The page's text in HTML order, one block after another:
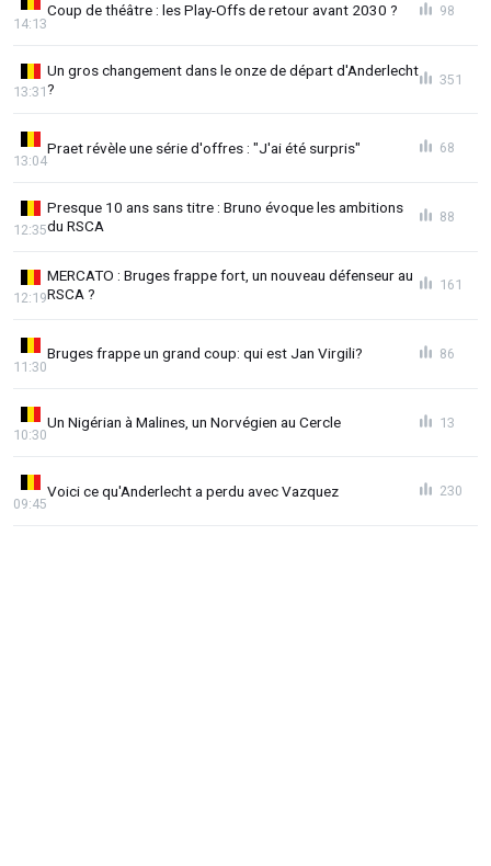
Coup de théâtre : les Play-Offs de retour avant 2030 ?
14:13
98
Un gros changement dans le onze de départ d'Anderlecht
?
13:31
351
Praet révèle une série d'offres : "J'ai été surpris"
13:04
68
Presque 10 ans sans titre : Bruno évoque les ambitions
du RSCA
12:35
88
MERCATO : Bruges frappe fort, un nouveau défenseur au
RSCA ?
12:19
161
Bruges frappe un grand coup: qui est Jan Virgili?
11:30
86
Un Nigérian à Malines, un Norvégien au Cercle
10:30
13
Voici ce qu'Anderlecht a perdu avec Vazquez
09:45
230